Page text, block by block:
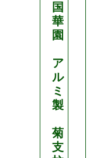
国
華
園
ア
ル
ミ
製
菊
支